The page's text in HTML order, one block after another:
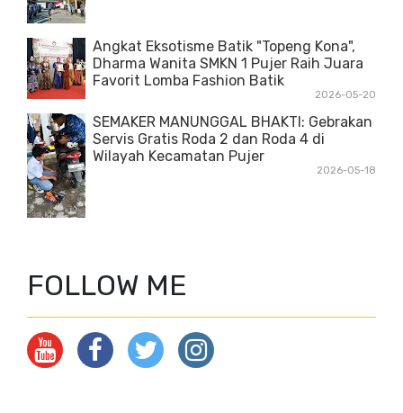
Angkat Eksotisme Batik "Topeng Kona",
Dharma Wanita SMKN 1 Pujer Raih Juara
Favorit Lomba Fashion Batik
2026-05-20
SEMAKER MANUNGGAL BHAKTI: Gebrakan
Servis Gratis Roda 2 dan Roda 4 di
Wilayah Kecamatan Pujer
2026-05-18
FOLLOW ME